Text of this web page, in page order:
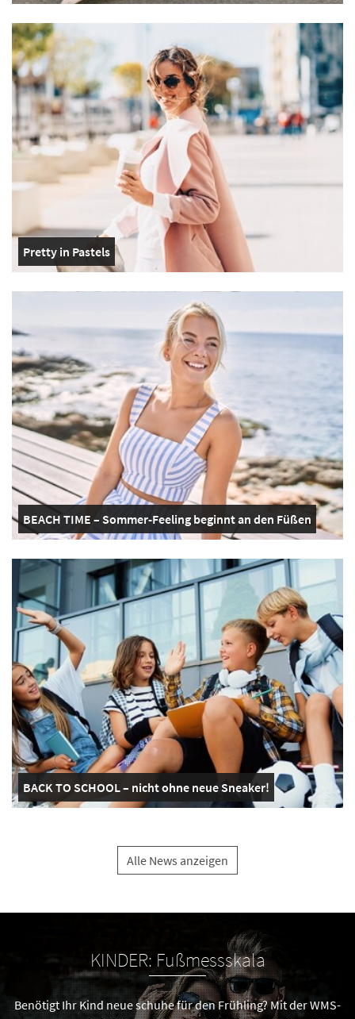
Pretty in Pastels
BEACH TIME – Sommer-Feeling beginnt an den Füßen
BACK TO SCHOOL – nicht ohne neue Sneaker!
Alle News anzeigen
KINDER: Fußmessskala
Benötigt Ihr Kind neue schuhe für den Frühling? Mit der WMS-